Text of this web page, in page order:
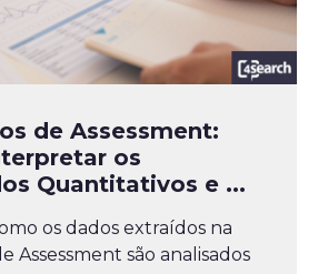
de Assessment:
os
Quantitativos e ...
os dados extraídos na
Assessment são analisados